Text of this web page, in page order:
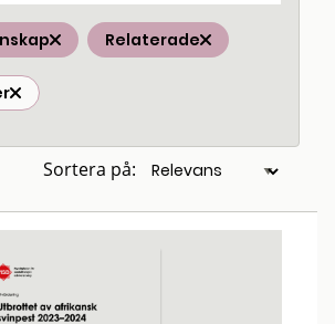
Relaterade
Sortera på: